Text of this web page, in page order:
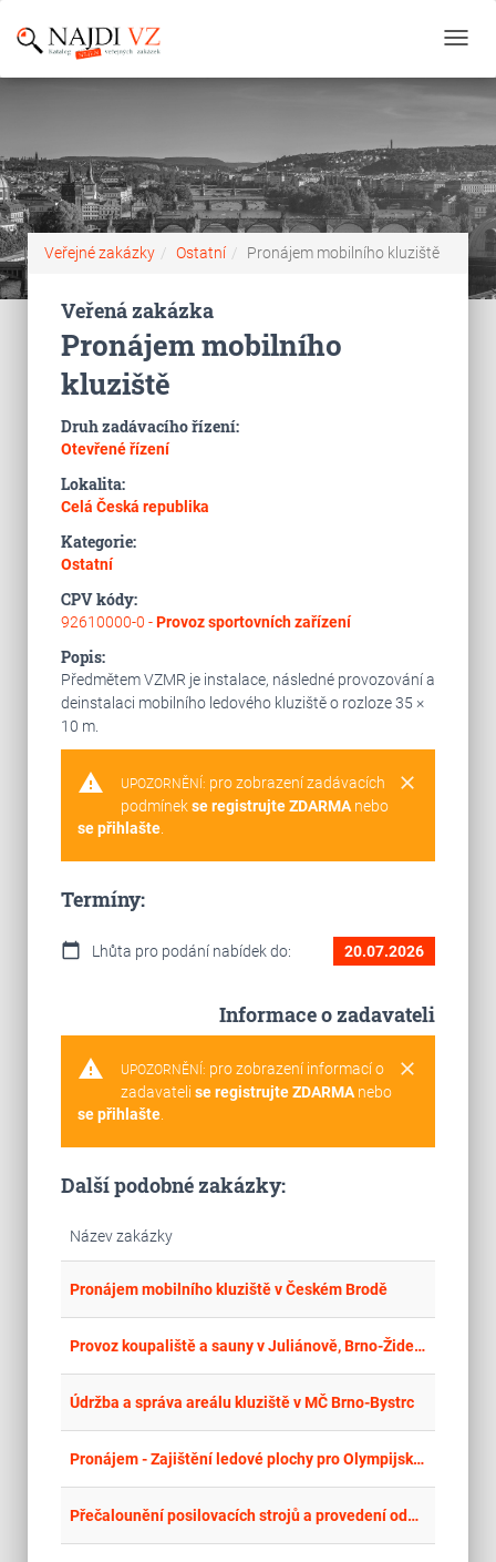
Veřejné zakázky Ostatní Pronájem mobilního kluziště
Veřená zakázka
Pronájem mobilního
kluziště
Druh zadávacího řízení:
Otevřené řízení
Lokalita:
Celá Česká republika
Kategorie:
Ostatní
CPV kódy:
92610000-0 -Provoz sportovních zařízení
Popis:
Předmětem VZMR je instalace, následné provozování a
deinstalaci mobilního ledového kluziště o rozloze 35 ×
10 m.
warning clear
UPOZORNĚNÍ: pro zobrazení zadávacích
podmínekse registrujte ZDARMAnebo
se přihlašte.
Termíny:
calendar_today Lhůta pro podání nabídek do: 20.07.2026
Informace o zadavateli
warning clear
UPOZORNĚNÍ: pro zobrazení informací o
zadavateli se registrujte ZDARMAnebo
se přihlašte.
Další podobné zakázky:
Název zakázky
Pronájem mobilního kluziště v Českém Brodě
Provoz koupaliště a sauny v Juliánově, Brno-Židenice
Údržba a správa areálu kluziště v MČ Brno-Bystrc
Pronájem - Zajištění ledové plochy pro Olympijský festival Milano Cortina 2026 v Českých Budějovicích
Přečalounění posilovacích strojů a provedení odborné technické prohlídky tělovýchovného materiálu